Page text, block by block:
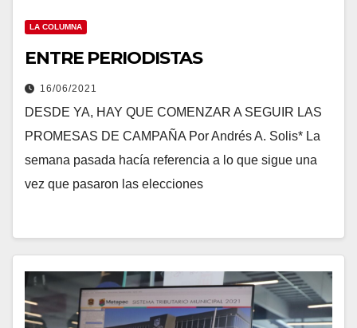
LA COLUMNA
ENTRE PERIODISTAS
16/06/2021
DESDE YA, HAY QUE COMENZAR A SEGUIR LAS
PROMESAS DE CAMPAÑA Por Andrés A. Solis* La
semana pasada hacía referencia a lo que sigue una
vez que pasaron las elecciones